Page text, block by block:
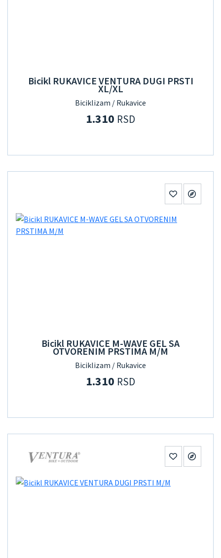
Bicikl RUKAVICE VENTURA DUGI PRSTI
XL/XL
Biciklizam / Rukavice
1.310 RSD
Bicikl RUKAVICE M-WAVE GEL SA
OTVORENIM PRSTIMA M/M
Biciklizam / Rukavice
1.310 RSD